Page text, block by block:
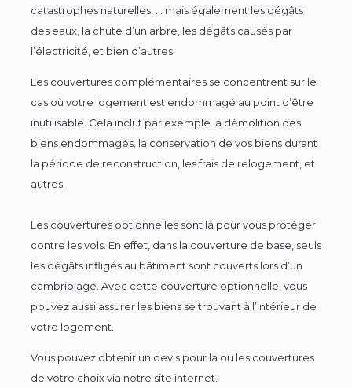
catastrophes naturelles, … mais également les dégâts
des eaux, la chute d’un arbre, les dégâts causés par
l’électricité, et bien d’autres.
Les couvertures complémentaires se concentrent sur le
cas où votre logement est endommagé au point d’être
inutilisable. Cela inclut par exemple la démolition des
biens endommagés, la conservation de vos biens durant
la période de reconstruction, les frais de relogement, et
autres.
Les couvertures optionnelles sont là pour vous protéger
contre les vols. En effet, dans la couverture de base, seuls
les dégâts infligés au bâtiment sont couverts lors d’un
cambriolage. Avec cette couverture optionnelle, vous
pouvez aussi assurer les biens se trouvant à l’intérieur de
votre logement.
Vous pouvez obtenir un devis pour la ou les couvertures
de votre choix via notre site internet.